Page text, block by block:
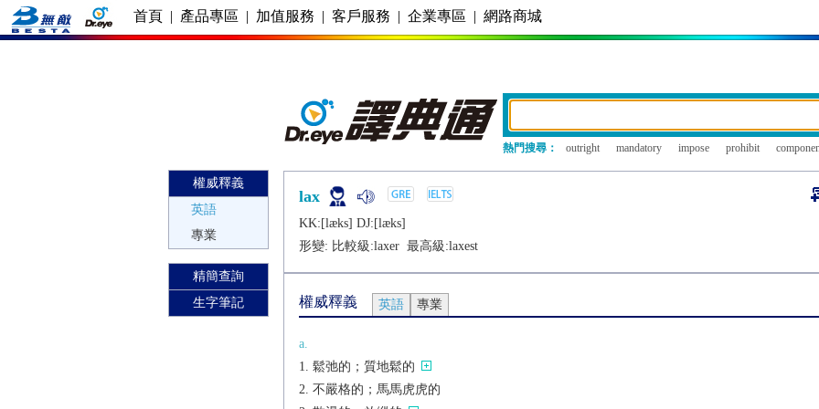
首頁 | 產品專區 | 加值服務 | 客戶服務 | 企業專區 | 網路商城
熱門搜尋： outright mandatory impose prohibit
權威釋義
英語
專業
精簡查詢
生字筆記
lax
KK:[læks] DJ:[læks]
形變: 比較級:laxer最高級:laxest
權威釋義 英語 專業
a.
鬆弛的；質地鬆的
不嚴格的；馬馬虎虎的